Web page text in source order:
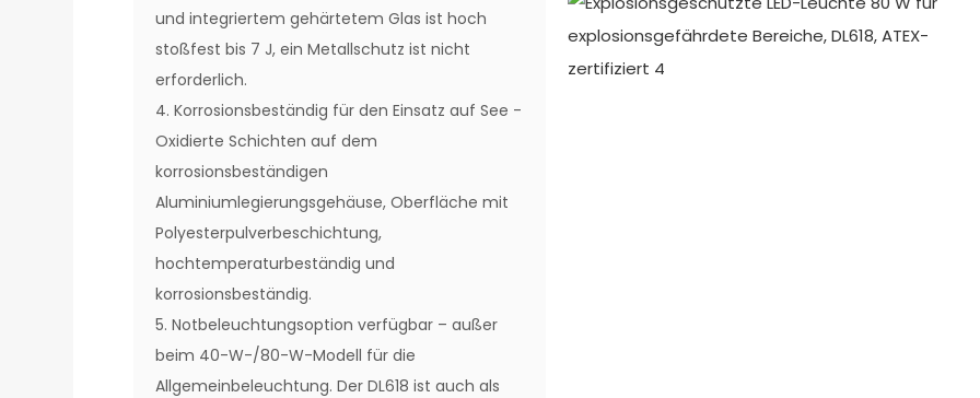
und integriertem gehärtetem Glas ist hoch
stoßfest bis 7 J, ein Metallschutz ist nicht
erforderlich.
4. Korrosionsbeständig für den Einsatz auf See -
Oxidierte Schichten auf dem
korrosionsbeständigen
Aluminiumlegierungsgehäuse, Oberfläche mit
Polyesterpulverbeschichtung,
hochtemperaturbeständig und
korrosionsbeständig.
5. Notbeleuchtungsoption verfügbar – außer
beim 40-W-/80-W-Modell für die
Allgemeinbeleuchtung. Der DL618 ist auch als